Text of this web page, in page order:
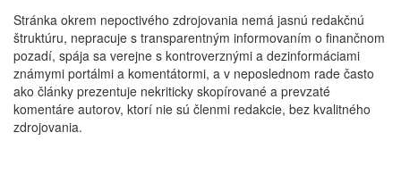
Stránka okrem nepoctivého zdrojovania nemá jasnú redakčnú
štruktúru, nepracuje s transparentným informovaním o finančnom
pozadí, spája sa verejne s kontroverznými a dezinformáciami
známymi portálmi a komentátormi, a v neposlednom rade často
ako články prezentuje nekriticky skopírované a prevzaté
komentáre autorov, ktorí nie sú členmi redakcie, bez kvalitného
zdrojovania.